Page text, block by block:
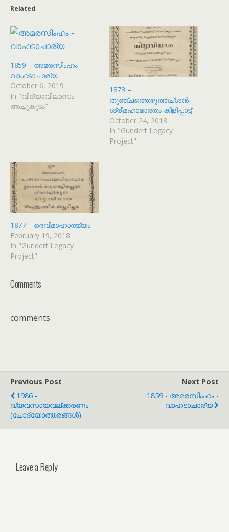
Related
1859 – അമരസിംഹം –
വാഹടാചാര്യ
October 6, 2019
In "വിദ്യാവിലാസം
അച്ചുകൂടം"
1873 –
തുഞ്ചത്തെഴുത്തച്ശൻ –
ശ്രീമഹാഭാരതം കിളിപ്പാട്ട്
October 24, 2018
In "Gundert Legacy
Project"
1877 – ദെവിമാഹാത്മ്യം
February 19, 2018
In "Gundert Legacy
Project"
Comments
comments
Previous Post
1986 -
വ്യവസായവല്ക്കരണം
(ചോദ്യോത്തരങ്ങൾ)
Next Post
1859 - അമരസിംഹം -
വാഹടാചാര്യ
Leave a Reply